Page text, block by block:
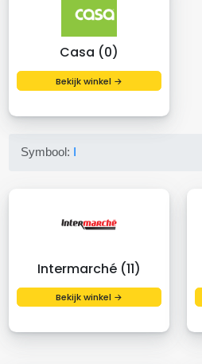
Casa (0)
Bekijk winkel →
Symbool: I
Intermarché (11)
Bekijk winkel →